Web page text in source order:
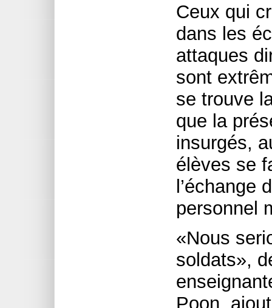
Ceux qui
dans les
attaques
sont
se trouve
que la
insurgés,
élèves se
l’échange
personnel
«Nous
soldats»,
Poon,